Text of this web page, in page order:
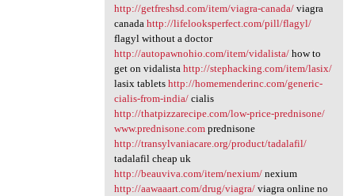
http://getfreshsd.com/item/viagra-canada/viagra
canada http://lifelooksperfect.com/pill/flagyl/
flagyl without a doctor
http://autopawnohio.com/item/vidalista/how to
get on vidalista http://stephacking.com/item/lasix/
lasix tablets http://homemenderinc.com/generic-
cialis-from-india/cialis
http://thatpizzarecipe.com/low-price-prednisone/
www.prednisone.comprednisone
http://transylvaniacare.org/product/tadalafil/
tadalafil cheap uk
http://beauviva.com/item/nexium/nexium
http://aawaaart.com/drug/viagra/viagra online no